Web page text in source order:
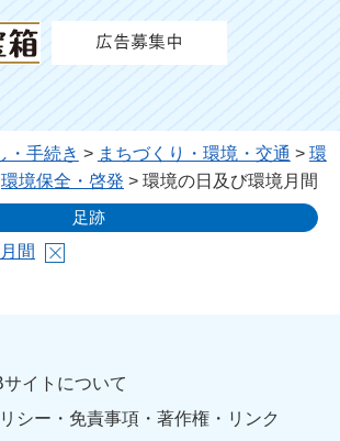
・手続き > まちづくり・環境・交通 > 環
環境保全・啓発 > 環境の日及び環境月間
足跡
間
イトについて
シー・免責事項・著作権・リンク